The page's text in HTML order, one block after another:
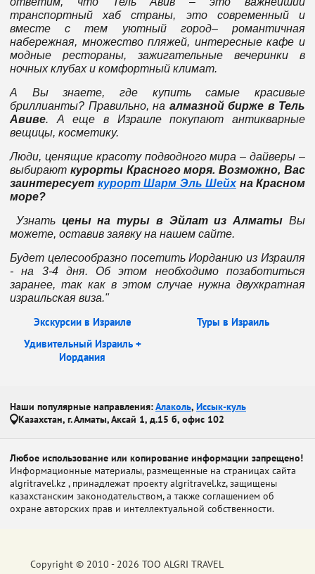
транспортный хаб страны, это современный и
вместе с тем уютный город– романтичная
набережная, множество пляжей, интересные кафе и
модные рестораны, зажигательные вечеринки в
ночных клубах и комфортный климат.
А Вы знаете, где купить самые красивые
бриллианты? Правильно, на алмазной бирже в Тель
Авиве. А еще в Израиле покупают антикварные
вещицы, косметику.
Люди, ценящие красоту подводного мира – дайверы –
выбирают курорты Красного моря. Возможно, Вас
заинтересует курорт Шарм Эль Шейхна Красном
море?
Узнать цены на туры в Эйлат из Алматы Вы
можете, оставив заявку на нашем сайте.
Будет целесообразно посетить Иорданию из Израиля
- на 3-4 дня. Об этом необходимо позаботиться
заранее, так как в этом случае нужна двухкратная
израильская виза."
Экскурсии в Израиле
Туры в Израиль
Удивительный Израиль +
Иордания
Наши популярные направления:Алаколь, Иссык-куль
Казахстан, г. Алматы, Аксай 1, д.15 б, офис 102
Любое использование или копирование информации запрещено!
Информационные материалы, размещенные на страницах сайта
algritravel.kz , принадлежат проекту algritravel.kz, защищены
казахстанским законодательством, а также соглашением об
охране авторских прав и интеллектуальной собственности.
Copyright © 2010 - 2026 ТОО ALGRI TRAVEL